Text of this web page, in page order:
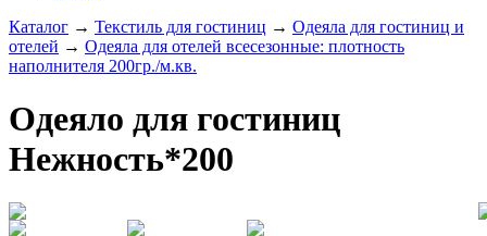
Каталог → Текстиль для гостиниц → Одеяла для гостиниц и
отелей → Одеяла для отелей всесезонные: плотность
наполнителя 200гр./м.кв.
Одеяло для гостиниц
Нежность*200